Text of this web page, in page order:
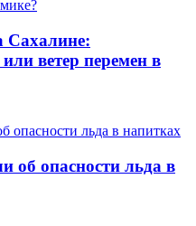
Сахалине:
ветер перемен в
об опасности льда в